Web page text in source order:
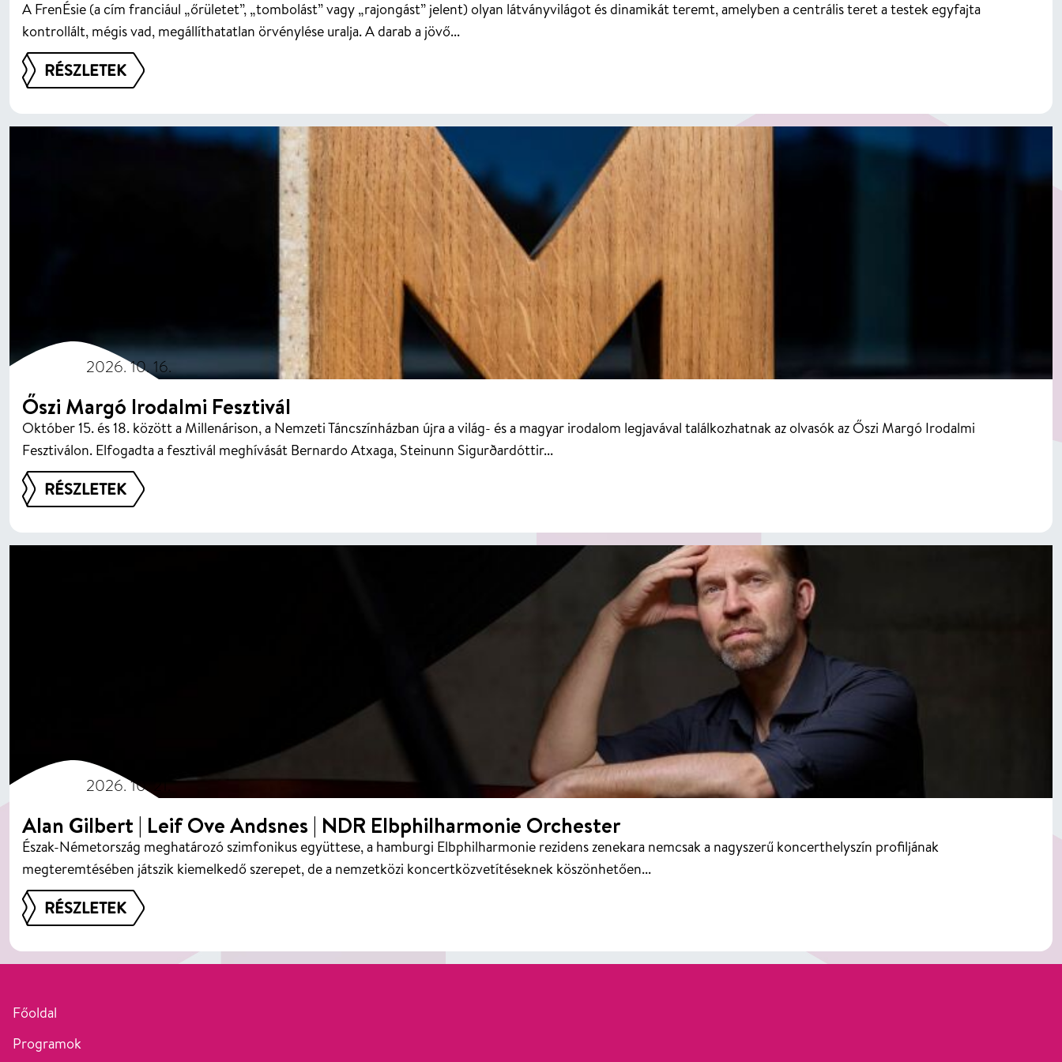
A FrenÉsie (a cím franciául „őrületet”, „tombolást” vagy „rajongást” jelent) olyan látványvilágot és dinamikát teremt, amelyben a centrális teret a testek egyfajta
kontrollált, mégis vad, megállíthatatlan örvénylése uralja. A darab a jövő...
RÉSZLETEK
2026. 10. 16.
Őszi Margó Irodalmi Fesztivál
Október 15. és 18. között a Millenárison, a Nemzeti Táncszínházban újra a világ- és a magyar irodalom legjavával találkozhatnak az olvasók az Őszi Margó Irodalmi
Fesztiválon. Elfogadta a fesztivál meghívását Bernardo Atxaga, Steinunn Sigurðardóttir...
RÉSZLETEK
2026. 10. 21.
Alan Gilbert | Leif Ove Andsnes | NDR Elbphilharmonie Orchester
Észak-Németország meghatározó szimfonikus együttese, a hamburgi Elbphilharmonie rezidens zenekara nemcsak a nagyszerű koncerthelyszín profiljának
megteremtésében játszik kiemelkedő szerepet, de a nemzetközi koncertközvetítéseknek köszönhetően...
RÉSZLETEK
Főoldal
Programok